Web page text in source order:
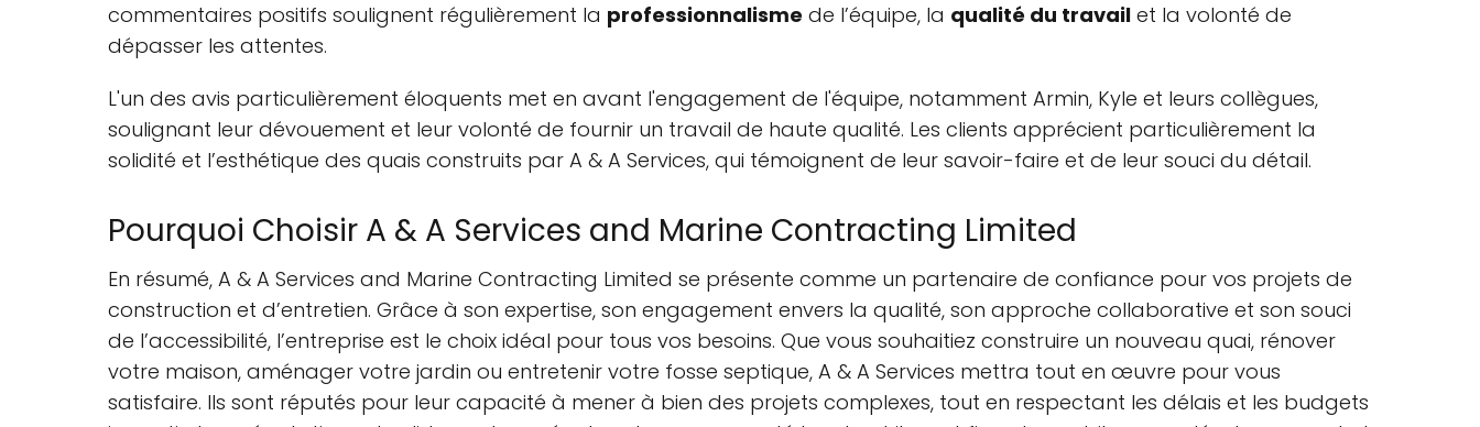
commentaires positifs soulignent régulièrement la professionnalisme de l’équipe, la qualité du travail et la volonté de
dépasser les attentes.
L'un des avis particulièrement éloquents met en avant l'engagement de l'équipe, notamment Armin, Kyle et leurs collègues,
soulignant leur dévouement et leur volonté de fournir un travail de haute qualité. Les clients apprécient particulièrement la
solidité et l’esthétique des quais construits par A & A Services, qui témoignent de leur savoir-faire et de leur souci du détail.
Pourquoi Choisir A & A Services and Marine Contracting Limited
En résumé, A & A Services and Marine Contracting Limited se présente comme un partenaire de confiance pour vos projets de
construction et d’entretien. Grâce à son expertise, son engagement envers la qualité, son approche collaborative et son souci
de l’accessibilité, l’entreprise est le choix idéal pour tous vos besoins. Que vous souhaitiez construire un nouveau quai, rénover
votre maison, aménager votre jardin ou entretenir votre fosse septique, A & A Services mettra tout en œuvre pour vous
satisfaire. Ils sont réputés pour leur capacité à mener à bien des projets complexes, tout en respectant les délais et les budgets